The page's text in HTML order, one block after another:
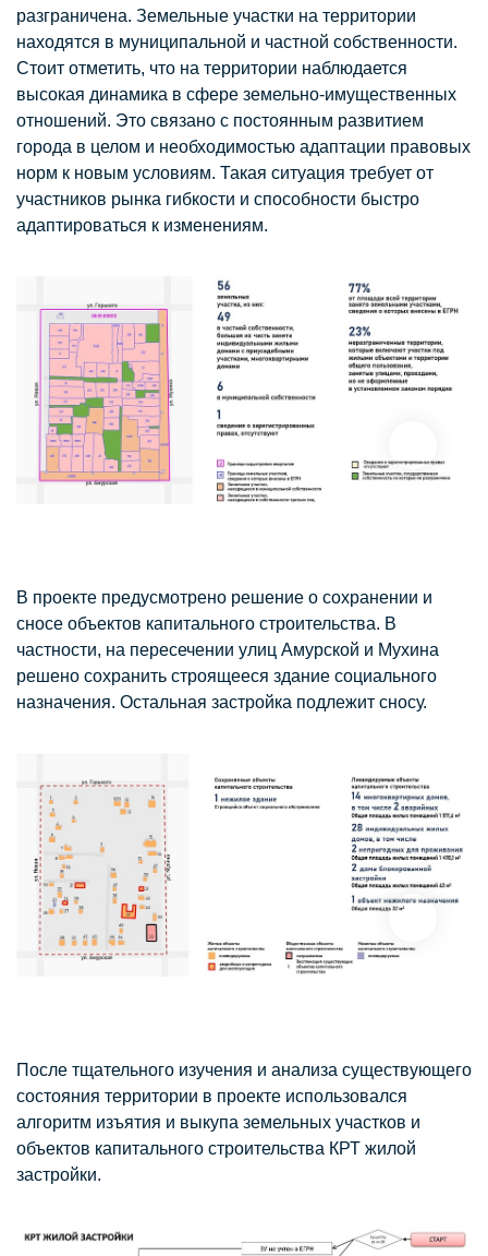
разграничена. Земельные участки на территории
находятся в муниципальной и частной собственности.
Стоит отметить, что на территории наблюдается
высокая динамика в сфере земельно-имущественных
отношений. Это связано с постоянным развитием
города в целом и необходимостью адаптации правовых
норм к новым условиям. Такая ситуация требует от
участников рынка гибкости и способности быстро
адаптироваться к изменениям.
В проекте предусмотрено решение о сохранении и
сносе объектов капитального строительства. В
частности, на пересечении улиц Амурской и Мухина
решено сохранить строящееся здание социального
назначения. Остальная застройка подлежит сносу.
После тщательного изучения и анализа существующего
состояния территории в проекте использовался
алгоритм изъятия и выкупа земельных участков и
объектов капитального строительства КРТ жилой
застройки.